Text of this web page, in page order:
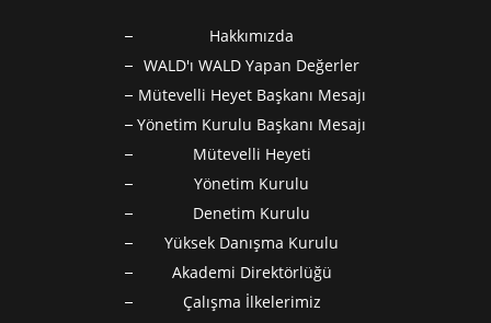
Hakkımızda
WALD'ı WALD Yapan Değerler
Mütevelli Heyet Başkanı Mesajı
Yönetim Kurulu Başkanı Mesajı
Mütevelli Heyeti
Yönetim Kurulu
Denetim Kurulu
Yüksek Danışma Kurulu
Akademi Direktörlüğü
Çalışma İlkelerimiz